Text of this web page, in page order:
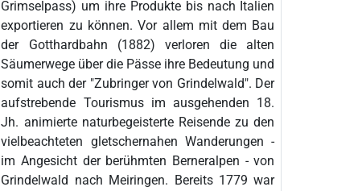
Grimselpass) um ihre Produkte bis nach Italien
exportieren zu können. Vor allem mit dem Bau
der Gotthardbahn (1882) verloren die alten
Säumerwege über die Pässe ihre Bedeutung und
somit auch der "Zubringer von Grindelwald". Der
aufstrebende Tourismus im ausgehenden 18.
Jh. animierte naturbegeisterte Reisende zu den
vielbeachteten gletschernahen Wanderungen -
im Angesicht der berühmten Berneralpen - von
Grindelwald nach Meiringen. Bereits 1779 war